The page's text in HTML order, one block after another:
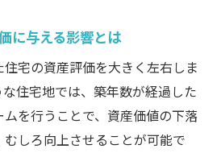
に与える影響とは
宅の資産評価を大きく左右しま
住宅地では、築年数が経過した
を行うことで、資産価値の下落
しろ向上させることが可能で